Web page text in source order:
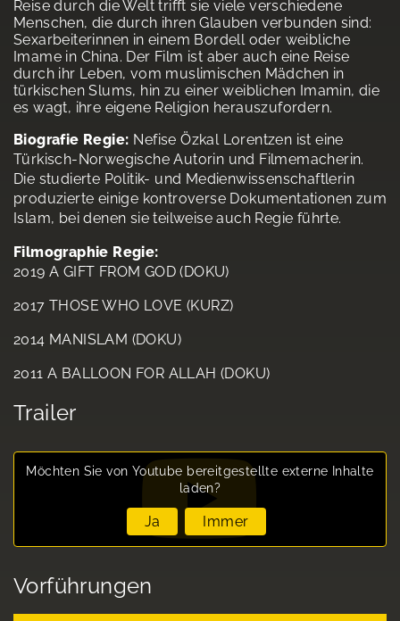
Reise durch die Welt trifft sie viele verschiedene
Menschen, die durch ihren Glauben verbunden sind:
Sexarbeiterinnen in einem Bordell oder weibliche
Imame in China. Der Film ist aber auch eine Reise
durch ihr Leben, vom muslimischen Mädchen in
türkischen Slums, hin zu einer weiblichen Imamin, die
es wagt, ihre eigene Religion herauszufordern.
Biografie Regie: Nefise Özkal Lorentzen ist eine
Türkisch-Norwegische Autorin und Filmemacherin.
Die studierte Politik- und Medienwissenschaftlerin
produzierte einige kontroverse Dokumentationen zum
Islam, bei denen sie teilweise auch Regie führte.
Filmographie Regie:
2019 A GIFT FROM GOD (DOKU)
2017 THOSE WHO LOVE (KURZ)
2014 MANISLAM (DOKU)
2011 A BALLOON FOR ALLAH (DOKU)
Trailer
Möchten Sie von Youtube bereitgestellte externe Inhalte
laden?
Ja Immer
Vorführungen